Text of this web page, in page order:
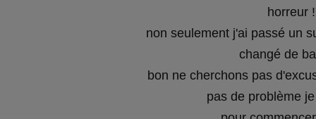
horreur
non seulement j'ai passé un
changé de
bon ne cherchons pas
pas de problème